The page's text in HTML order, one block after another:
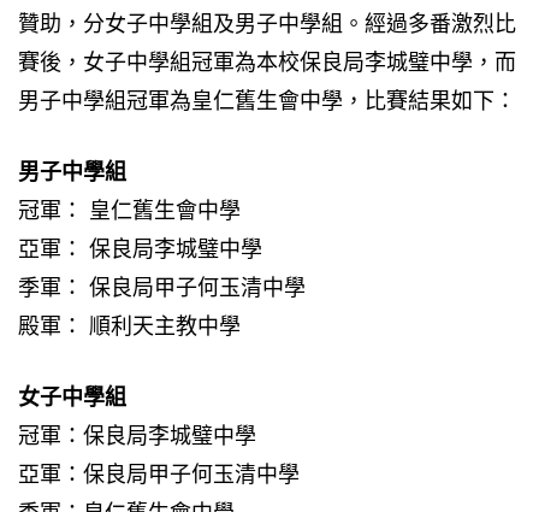
贊助，分女子中學組及男子中學組。經過多番激烈比
賽後，女子中學組冠軍為本校保良局李城璧中學，而
男子中學組冠軍為皇仁舊生會中學，比賽結果如下：
男子中學組
冠軍： 皇仁舊生會中學
亞軍： 保良局李城璧中學
季軍： 保良局甲子何玉清中學
殿軍： 順利天主教中學
女子中學組
冠軍：保良局李城璧中學
亞軍：保良局甲子何玉清中學